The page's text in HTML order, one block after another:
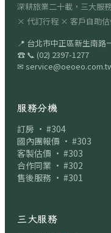
深耕旅業二十載，三大服
× 代訂行程 × 客戶自助估
📍 台北市中正區新生南路
☎ 📞 (02) 2397-1277
✉
服務分機
訂房 · #304
國內團報價 · #303
客製估價 · #303
合作同業 · #302
售後服務 · #301
三大服務